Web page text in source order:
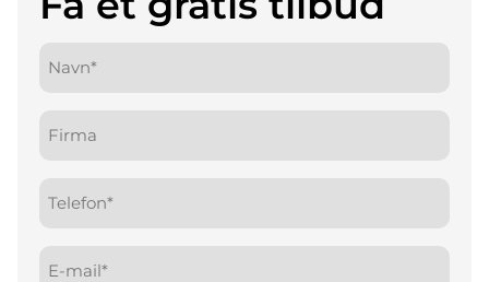
(Påkrævet)
(Påkrævet)
mail